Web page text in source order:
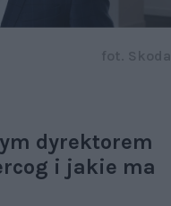
dyrektorem
i jakie ma